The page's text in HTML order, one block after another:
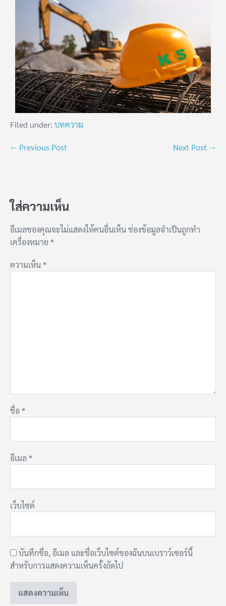
Filed under: บทความ
← Previous Post Next Post →
ใส่ความเห็น
อีเมลของคุณจะไม่แสดงให้คนอื่นเห็นช่องข้อมูลจำเป็นถูกทำ
เครื่องหมาย *
ความเห็น*
ชื่อ*
อีเมล *
เว็บไซต์
บันทึกชื่อ, อีเมล และชื่อเว็บไซต์ของฉันบนเบราว์เซอร์นี้
สำหรับการแสดงความเห็นครั้งถัดไป